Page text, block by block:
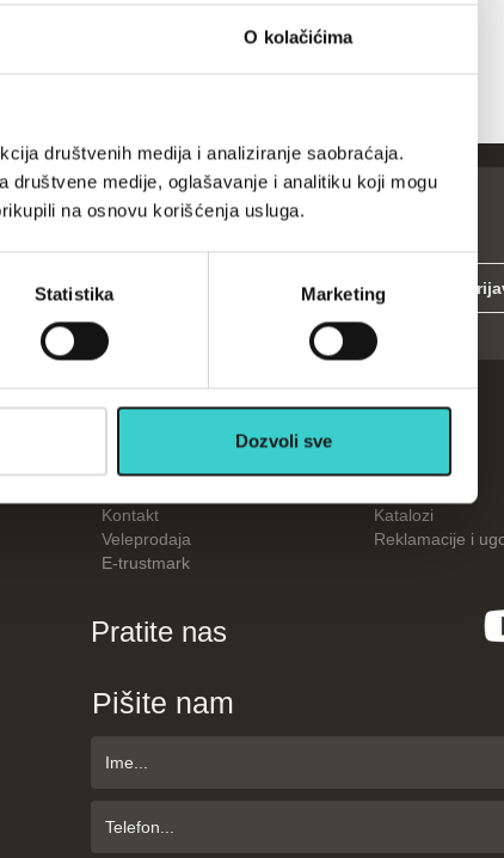
O kolačićima
društvenih medija i analiziranje saobraćaja.
medije, oglašavanje i analitiku koji mogu
na osnovu korišćenja usluga.
Statistika Marketing
Dozvoli sve
Informacije
Kontakt
Katalozi
Veleprodaja
Reklamacije i
E-trustmark
Pratite nas
Pišite nam